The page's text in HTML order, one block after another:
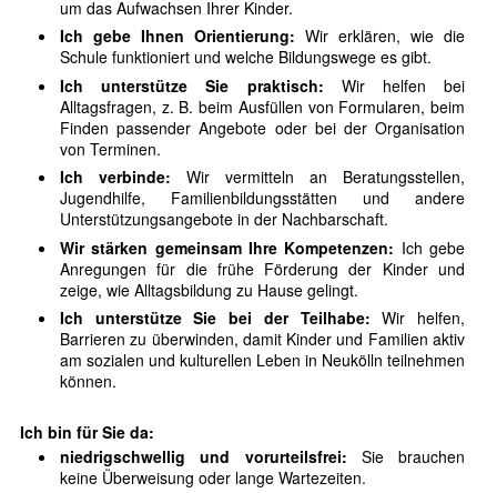
um das Aufwachsen Ihrer Kinder.
Ich gebe Ihnen Orientierung: Wir erklären, wie die
Schule funktioniert und welche Bildungswege es gibt.
Ich unterstütze Sie praktisch: Wir helfen bei
Alltagsfragen, z. B. beim Ausfüllen von Formularen, beim
Finden passender Angebote oder bei der Organisation
von Terminen.
Ich verbinde: Wir vermitteln an Beratungsstellen,
Jugendhilfe, Familienbildungsstätten und andere
Unterstützungsangebote in der Nachbarschaft.
Wir stärken gemeinsam Ihre Kompetenzen: Ich gebe
Anregungen für die frühe Förderung der Kinder und
zeige, wie Alltagsbildung zu Hause gelingt.
Ich unterstütze Sie bei der Teilhabe: Wir helfen,
Barrieren zu überwinden, damit Kinder und Familien aktiv
am sozialen und kulturellen Leben in Neukölln teilnehmen
können.
Ich bin für Sie da:
niedrigschwellig und vorurteilsfrei: Sie brauchen
keine Überweisung oder lange Wartezeiten.